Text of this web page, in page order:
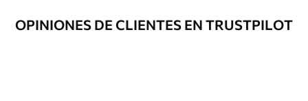
OPINIONES DE CLIENTES EN TRUSTPILOT